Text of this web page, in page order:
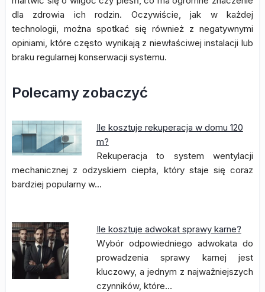
dla zdrowia ich rodzin. Oczywiście, jak w każdej
technologii, można spotkać się również z negatywnymi
opiniami, które często wynikają z niewłaściwej instalacji lub
braku regularnej konserwacji systemu.
Polecamy zobaczyć
Ile kosztuje rekuperacja w domu 120
m?
Rekuperacja to system wentylacji
mechanicznej z odzyskiem ciepła, który staje się coraz
bardziej popularny w…
Ile kosztuje adwokat sprawy karne?
Wybór odpowiedniego adwokata do
prowadzenia sprawy karnej jest
kluczowy, a jednym z najważniejszych
czynników, które…